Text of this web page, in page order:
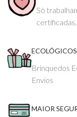
Só
certificadas.
ECOLÓGICOS
Brinquedos
Envios
MAIOR